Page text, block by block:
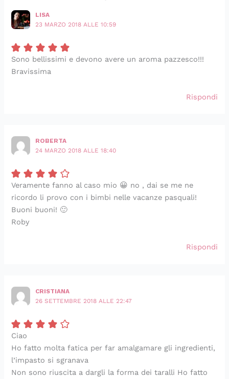
LISA
23 MARZO 2018 ALLE 10:59
Sono bellissimi e devono avere un aroma pazzesco!!!
Bravissima
Rispondi
ROBERTA
24 MARZO 2018 ALLE 18:40
Veramente fanno al caso mio 😀 no , dai se me ne
ricordo li provo con i bimbi nelle vacanze pasquali!
Buoni buoni! 🙂
Roby
Rispondi
CRISTIANA
26 SETTEMBRE 2018 ALLE 22:47
Ciao
Ho fatto molta fatica per far amalgamare gli ingredienti,
l’impasto si sgranava
Non sono riuscita a dargli la forma dei taralli Ho fatto